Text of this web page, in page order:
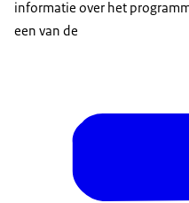
informatie over het
een van de